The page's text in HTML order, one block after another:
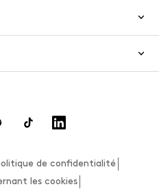
tailles
de confidentialité
les cookies